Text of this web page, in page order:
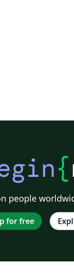
{
people
for free